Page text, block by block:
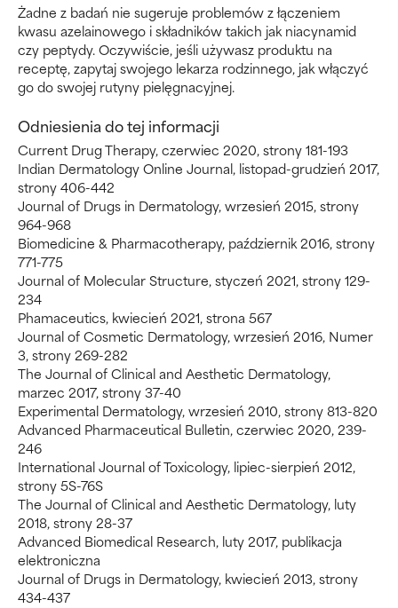
Żadne z badań nie sugeruje problemów z łączeniem
kwasu azelainowego i składników takich jak niacynamid
czy peptydy. Oczywiście, jeśli używasz produktu na
receptę, zapytaj swojego lekarza rodzinnego, jak włączyć
go do swojej rutyny pielęgnacyjnej.
Odniesienia do tej informacji
Current Drug Therapy, czerwiec 2020, strony 181-193
Indian Dermatology Online Journal, listopad-grudzień 2017,
strony 406-442
Journal of Drugs in Dermatology, wrzesień 2015, strony
964-968
Biomedicine & Pharmacotherapy, październik 2016, strony
771-775
Journal of Molecular Structure, styczeń 2021, strony 129-
234
Phamaceutics, kwiecień 2021, strona 567
Journal of Cosmetic Dermatology, wrzesień 2016, Numer
3, strony 269-282
The Journal of Clinical and Aesthetic Dermatology,
marzec 2017, strony 37-40
Experimental Dermatology, wrzesień 2010, strony 813-820
Advanced Pharmaceutical Bulletin, czerwiec 2020, 239-
246
International Journal of Toxicology, lipiec-sierpień 2012,
strony 5S-76S
The Journal of Clinical and Aesthetic Dermatology, luty
2018, strony 28-37
Advanced Biomedical Research, luty 2017, publikacja
elektroniczna
Journal of Drugs in Dermatology, kwiecień 2013, strony
434-437